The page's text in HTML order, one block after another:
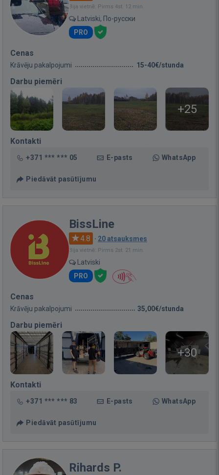
Bija vietnē: Pirms 4st. 12 min.
Latviski, По-русски
PRO
Cenas
Krāvēju pakalpojumi 15-40€/stunda
Darbu piemēri
+25
Kontakti
+371 *** *** 05 E-pasts WhatsApp
Piedāvāt pasūtījumu
BissLine
4.8 · 20 atsauksmes
Bija vietnē: Pirms 2st. 21 min.
Latviski
PRO
Cenas
Krāvēju pakalpojumi 35,00€/stunda
Darbu piemēri
+30
Kontakti
+371 *** *** 83 E-pasts WhatsApp
Piedāvāt pasūtījumu
Rihards P.